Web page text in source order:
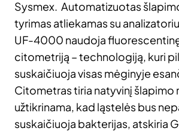
Sysmex. Automatizuotas
tyrimas atliekamas su
UF-4000 naudoja
citometriją – technologiją, kuri
suskaičiuoja visas mėginyje
Citometras tiria natyvinį šlapimo
užtikrinama, kad ląstelės bus
suskaičiuoja bakterijas, atskiria